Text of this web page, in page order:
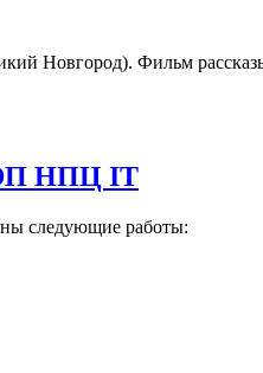
Новгород). Фильм
ЭП НПЦ IT
следующие работы: